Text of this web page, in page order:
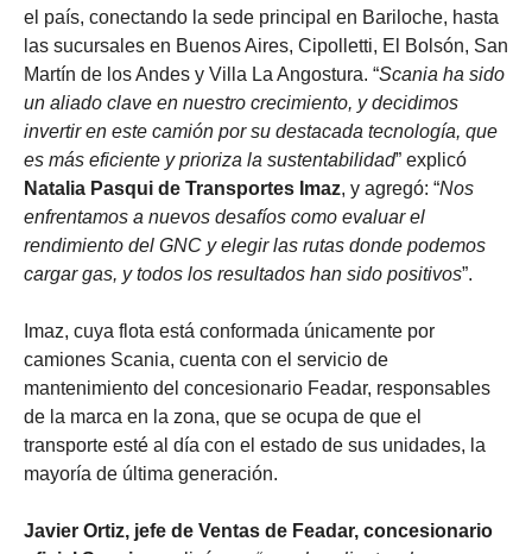
el país, conectando la sede principal en Bariloche, hasta
las sucursales en Buenos Aires, Cipolletti, El Bolsón, San
Martín de los Andes y Villa La Angostura. “Scania ha sido
un aliado clave en nuestro crecimiento, y decidimos
invertir en este camión por su destacada tecnología, que
es más eficiente y prioriza la sustentabilidad” explicó
Natalia Pasqui de Transportes Imaz, y agregó: “Nos
enfrentamos a nuevos desafíos como evaluar el
rendimiento del GNC y elegir las rutas donde podemos
cargar gas, y todos los resultados han sido positivos”.
Imaz, cuya flota está conformada únicamente por
camiones Scania, cuenta con el servicio de
mantenimiento del concesionario Feadar, responsables
de la marca en la zona, que se ocupa de que el
transporte esté al día con el estado de sus unidades, la
mayoría de última generación.
Javier Ortiz, jefe de Ventas de Feadar, concesionario